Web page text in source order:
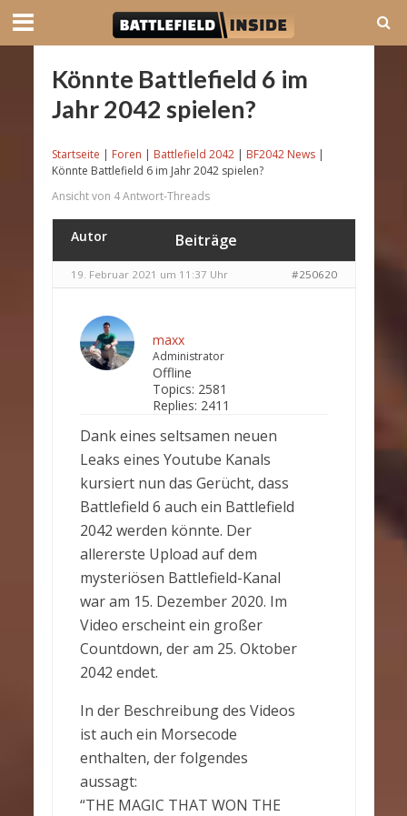
Könnte Battlefield 6 im
Jahr 2042 spielen?
Startseite | Foren | Battlefield 2042 | BF2042 News |
Könnte Battlefield 6 im Jahr 2042 spielen?
Ansicht von 4 Antwort-Threads
Autor Beiträge
19. Februar 2021 um 11:37 Uhr #250620
maxx
Administrator
Offline
Topics: 2581
Replies: 2411
Dank eines seltsamen neuen
Leaks eines Youtube Kanals
kursiert nun das Gerücht, dass
Battlefield 6 auch ein Battlefield
2042 werden könnte. Der
allererste Upload auf dem
mysteriösen Battlefield-Kanal
war am 15. Dezember 2020. Im
Video erscheint ein großer
Countdown, der am 25. Oktober
2042 endet.
In der Beschreibung des Videos
ist auch ein Morsecode
enthalten, der folgendes
aussagt:
“THE MAGIC THAT WON THE